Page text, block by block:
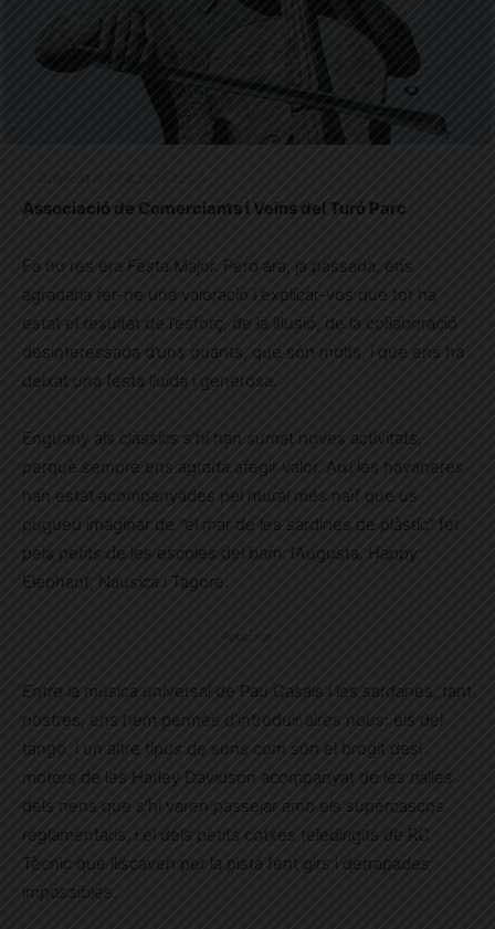
Associació de Comerciants i Veïns del Turó Parc
Fa no res era Festa Major. Però ara, ja passada, ens
agradaria fer-ne una valoració i explicar-vos que tot ha
estat el resultat de l’esforç, de la il·lusió, de la col·laboració
desinteressada d’uns quants, que són molts, i que ens ha
deixat una festa lluïda i generosa.
Enguany als clàssics s’hi han sumat noves activitats,
perquè sempre ens agrada afegir valor. Així les havaneres
han estat acompanyades pel mural més naïf que us
pugueu imaginar de “el mar de les sardines de plàstic” fet
pels petits de les escoles del barri: l’Augusta, Happy
Elephant, Nausica i Tagore.
Publicitat
Entre la música universal de Pau Casals i les sardanes, tant
nostres, ens hem permès d’introduir aires nous: els del
tango, i un altre tipus de sons com són el brogit desl
motors de les Harley Davidson acompanyat de les rialles
dels nens que s’hi varen passejar amb els supercascos
reglamentaris, i el dels petits cotxes teledirigits de RC
Tècnic que lliscaven per la pista fent girs i derrapades
impossibles.